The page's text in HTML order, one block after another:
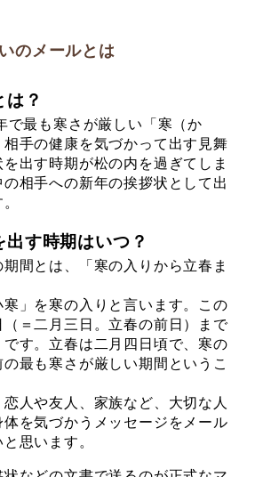
メールとは
？
で最も寒さが厳しい「寒（か
手の健康を気づかって出す見舞
出す時期が松の内を過ぎてしま
相手への新年の挨拶状として出
す時期はいつ？
期間とは、「寒の入りから立春ま
」を寒の入りと言います。この
＝二月三日。立春の前日）まで
す。立春は二月四日頃で、寒の
最も寒さが厳しい期間というこ
人や友人、家族など、大切な人
を気づかうメッセージをメール
思います。